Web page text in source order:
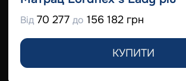
Від 70 277 до 156 182 грн
КУПИТИ